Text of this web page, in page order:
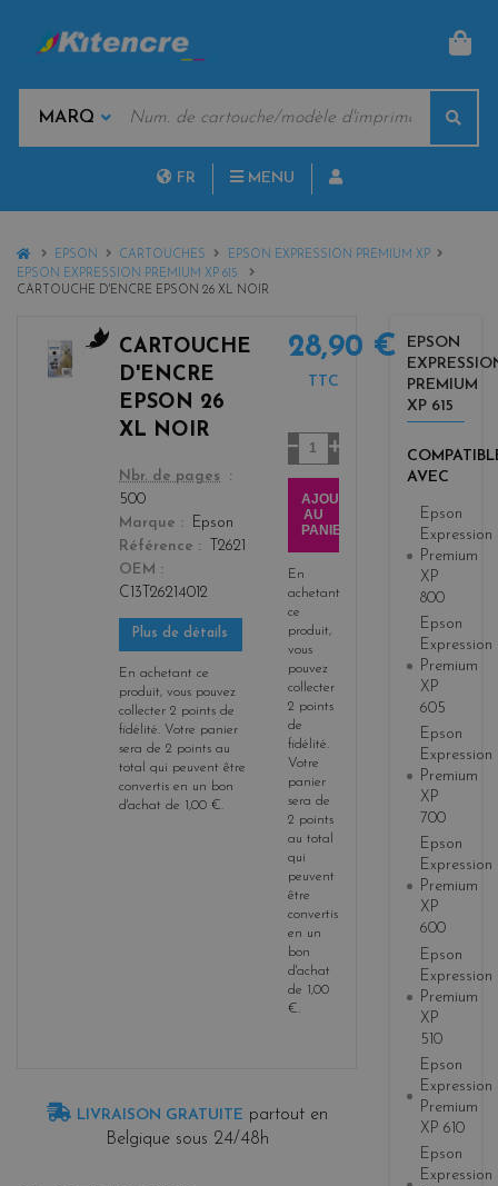
MARQUES
CLÉS
FR MENU
HOMEEPSON CARTOUCHES
EPSON EXPRESSION PREMIUM XP
EPSON EXPRESSION PREMIUM XP 615
CARTOUCHE D'ENCRE EPSON 26 XL NOIR
CARTOUCHE
D'ENCRE
EPSON 26
XL NOIR
color
Nbr. de pages
500
Marque
Epson
Référence
T2621
OEM
C13T26214012
Plus de détails
En achetant ce
produit, vous pouvez
collecter 2 points de
fidélité. Votre panier
sera de 2 points au
total qui peuvent être
convertis en un bon
d'achat de 1,00 €.
28,90 €
TTC
Quantité
AJOUTER
AU
PANIER
En
achetant
ce
produit,
vous
pouvez
collecter
2 points
de
fidélité.
Votre
panier
sera de
2 points
au total
qui
peuvent
être
convertis
en un
bon
d'achat
de 1,00
€.
LIVRAISON GRATUITE partout en
Belgique sous 24/48h
EPSON
PREMIUM
XP 615
AVEC
Epson
Expression
Premium
XP
800
Epson
Expression
Premium
XP
605
Epson
Expression
Premium
XP
700
Epson
Expression
Premium
XP
600
Epson
Expression
Premium
XP
510
Epson
Expression
Premium
XP 610
Epson
Expression